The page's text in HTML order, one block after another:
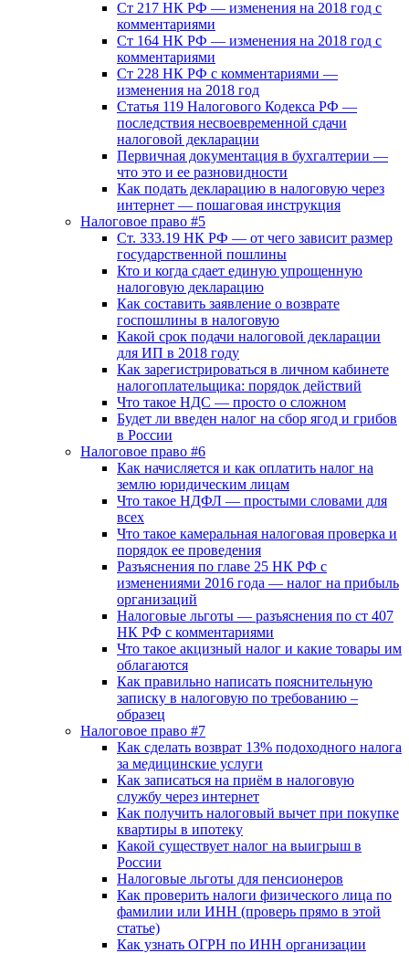
Ст 217 НК РФ — изменения на 2018 год с
комментариями
Ст 164 НК РФ — изменения на 2018 год с
комментариями
Ст 228 НК РФ с комментариями —
изменения на 2018 год
Статья 119 Налогового Кодекса РФ —
последствия несвоевременной сдачи
налоговой декларации
Первичная документация в бухгалтерии —
что это и ее разновидности
Как подать декларацию в налоговую через
интернет — пошаговая инструкция
Налоговое право #5
Ст. 333.19 НК РФ — от чего зависит размер
государственной пошлины
Кто и когда сдает единую упрощенную
налоговую декларацию
Как составить заявление о возврате
госпошлины в налоговую
Какой срок подачи налоговой декларации
для ИП в 2018 году
Как зарегистрироваться в личном кабинете
налогоплательщика: порядок действий
Что такое НДС — просто о сложном
Будет ли введен налог на сбор ягод и грибов
в России
Налоговое право #6
Как начисляется и как оплатить налог на
землю юридическим лицам
Что такое НДФЛ — простыми словами для
всех
Что такое камеральная налоговая проверка и
порядок ее проведения
Разъяснения по главе 25 НК РФ с
изменениями 2016 года — налог на прибыль
организаций
Налоговые льготы — разъяснения по ст 407
НК РФ с комментариями
Что такое акцизный налог и какие товары им
облагаются
Как правильно написать пояснительную
записку в налоговую по требованию –
образец
Налоговое право #7
Как сделать возврат 13% подоходного налога
за медицинские услуги
Как записаться на приём в налоговую
службу через интернет
Как получить налоговый вычет при покупке
квартиры в ипотеку
Какой существует налог на выигрыш в
России
Налоговые льготы для пенсионеров
Как проверить налоги физического лица по
фамилии или ИНН (проверь прямо в этой
статье)
Как узнать ОГРН по ИНН организации